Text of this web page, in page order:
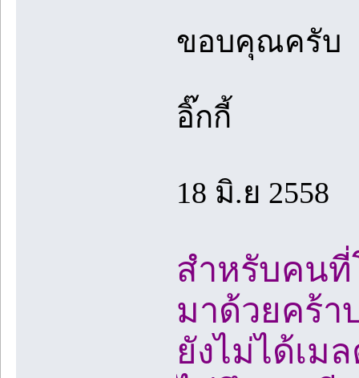
ขอบคุณครับ
อิ๊กกี้
18 มิ.ย 2558
สำหรับคนที่
มาด้วยคร้า
ยังไม่ได้เม